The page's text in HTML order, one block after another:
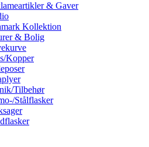
& Gaver
Kollektion
& Bolig
Kopper
Tilbehør
Stålflasker